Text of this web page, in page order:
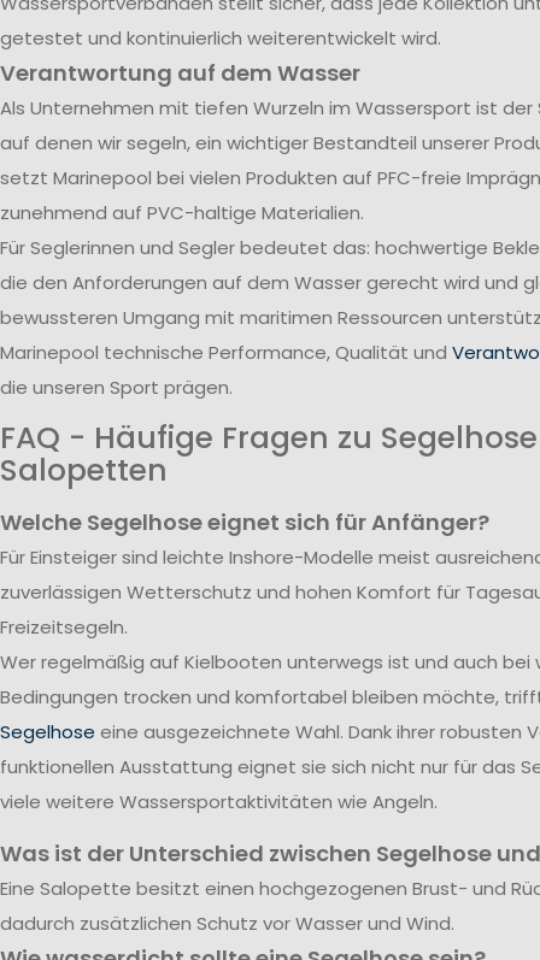
getestet und kontinuierlich weiterentwickelt wird.
Verantwortung auf dem Wasser
Als Unternehmen mit tiefen Wurzeln im Wassersport ist der
auf denen wir segeln, ein wichtiger Bestandteil unserer
setzt Marinepool bei vielen Produkten auf PFC-freie
zunehmend auf PVC-haltige Materialien.
Für Seglerinnen und Segler bedeutet das: hochwertige
die den Anforderungen auf dem Wasser gerecht wird und
bewussteren Umgang mit maritimen Ressourcen
Marinepool technische Performance, Qualität und
die unseren Sport prägen.
FAQ - Häufige Fragen zu
Salopetten
Welche Segelhose eignet sich für Anfänger?
Für Einsteiger sind leichte Inshore-Modelle meist
zuverlässigen Wetterschutz und hohen Komfort für
Freizeitsegeln.
Wer regelmäßig auf Kielbooten unterwegs ist und auch bei
Bedingungen trocken und komfortabel bleiben möchte,
Segelhose eine ausgezeichnete Wahl. Dank ihrer robusten
funktionellen Ausstattung eignet sie sich nicht nur für das
viele weitere Wassersportaktivitäten wie Angeln.
Was ist der Unterschied zwischen Segelhose
Eine Salopette besitzt einen hochgezogenen Brust- und
dadurch zusätzlichen Schutz vor Wasser und Wind.